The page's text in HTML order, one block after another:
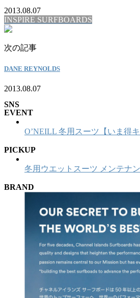
2013.08.07
INSPIRE SURFBOARDS
次の記事
DANE REYNOLDS
2013.08.07
SNS
EVENT
O’NEILL 冬用スーツ【いま得
PICKUP
冬用ウエットスーツ メンテナ
BRAND